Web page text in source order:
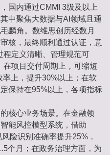
国内通过CMMI 3级及以上
中聚焦大数据与AI领域且通
麟角。数维思创历经数月
核，最终顺利通过认证，意
程定义清晰、管理规范可
项目交付周期上，可缩短
上，提升30%以上；在软
保持在95%以上，各项指标
核心业务场景。在金融领
能风控模型系统，借助
险识别准确率提升25%，
个月；在政务治理方面，为